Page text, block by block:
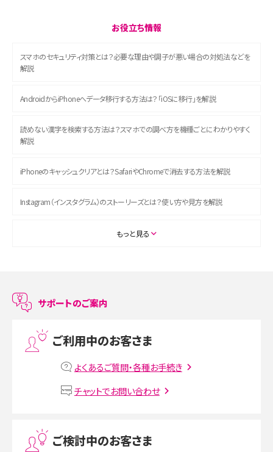
お役立ち情報
スマホのセキュリティ対策とは？必要な理由や調子が悪い場合の対処法などを
解説
AndroidからiPhoneへデータ移行する方法は？「iOSに移行」を解説
読めない漢字を検索する方法は？スマホでの調べ方を機種ごとにわかりやすく
解説
iPhoneのキャッシュクリアとは？SafariやChromeで消去する方法を解説
Instagram（インスタグラム）のストーリーズとは？使い方や見方を解説
ASMRとは？初心者向けの代表ジャンルや楽しみ方を解説
LINEで友だちを削除する方法は？方法ごとの影響や復活・復元する方法も解説
MNOとは？MVNOやMVNEとの違いやメリット・デメリットを解説
VPN接続とは？仕組みや必要性、メリット・デメリット、接続方法を解説
Instagram（インスタグラム）でスクショするとバレる？バレるケースや撮り方も解
もっと見る
サポートのご案内
ご利用中のお客さま
よくあるご質問・各種お手続き
チャットでお問い合わせ
ご検討中のお客さま